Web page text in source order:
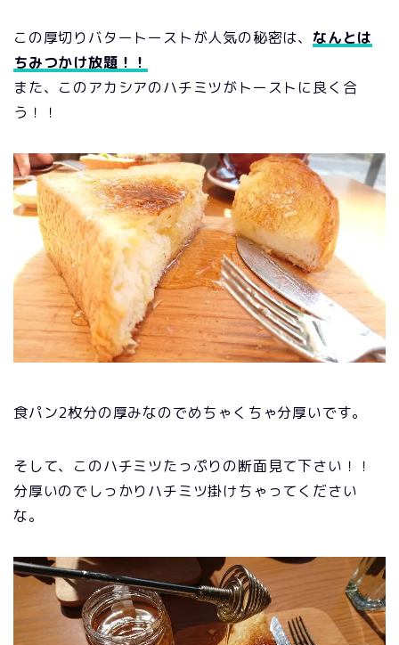
この厚切りバタートーストが人気の秘密は、 なんとは
ちみつかけ放題！ ！
また、このアカシアのハチミツがトーストに良く合
う！！
食パン2枚分の厚みなのでめちゃくちゃ分厚いです。
そして、このハチミツたっぷりの断面見て下さい！！
分厚いのでしっかりハチミツ掛けちゃってください
な。